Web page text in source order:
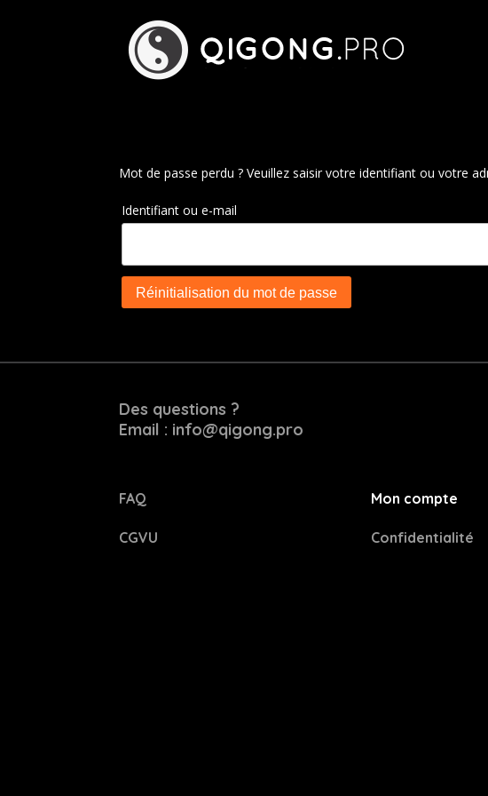
Mot de passe perdu ? Veuillez saisir votre identifiant ou votre
Identifiant ou e-mail
Réinitialisation du mot de passe
Des questions ?
Email : info@qigong.pro
FAQ Mon compte
CGVU Confidentialité